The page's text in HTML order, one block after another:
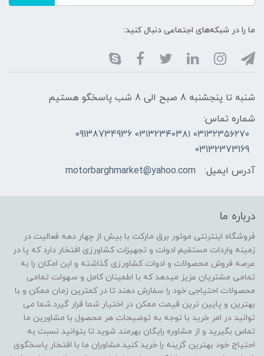
ما را در شبکه‌های اجتماعی دنبال کنید:
شنبه تا پنجشنبه 8 صبح الی 8 شب پاسخگو هستیم
شماره تماس:
۰۳۱۳۲۳۵۶۲۷۰ ۰۳۱۳۲۳۴۰۳۸۱ 09138734936
03132373169
آدرس ایمیل:
motorbarghmarket@yahoo.com
درباره ما
فروشگاه اینترنتی موتور برق مارکت با بیش از چهار دهه فعالیت در
زمینه واردات مستقیم ادوات و تجهیزات کشاورزی افتخار دارد که پا در
عرصه فروش محصولات و ادوات کشاورزی گذاشته و این امکان را به
تمامی مشتریان عزیز میدهد که با اطمینان کامل و سهولت تمامی
محصولات احتیاجی خود را سفارش دهند تا در کمترین زمان ممکن و با
بهترین و پایین ترین قیمت ممکن در اختیار شما قرار گیرد.شما می
توانید در امر خرید با توجه به توضیحات هر محصول با مشاورین ما
تماس بگیرید و از مشاوره رایگان بهرمند شوید تا بتوانید نسبت به
احتیاج خود بهترین گزینه را خرید کنید.مشاوران ما با افتخار پاسخگوی